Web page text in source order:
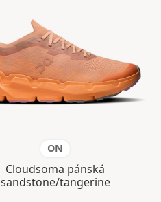
ON
Cloudsoma pánská
sandstone/tangerine